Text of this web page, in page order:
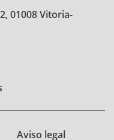
01008 Vitoria-
Aviso legal